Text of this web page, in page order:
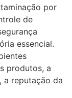
por
de
essencial.
produtos, a
a reputação da